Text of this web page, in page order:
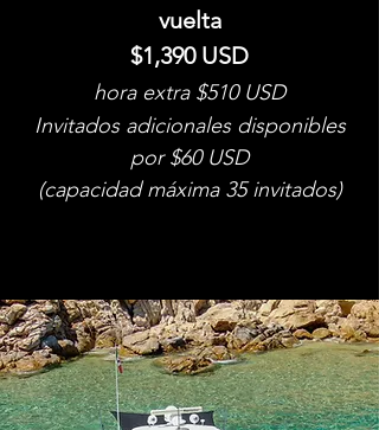
vuelta
$1,390 USD
hora extra $510 USD
Invitados adicionales disponibles
por $60 USD
(capacidad máxima 35 invitados)